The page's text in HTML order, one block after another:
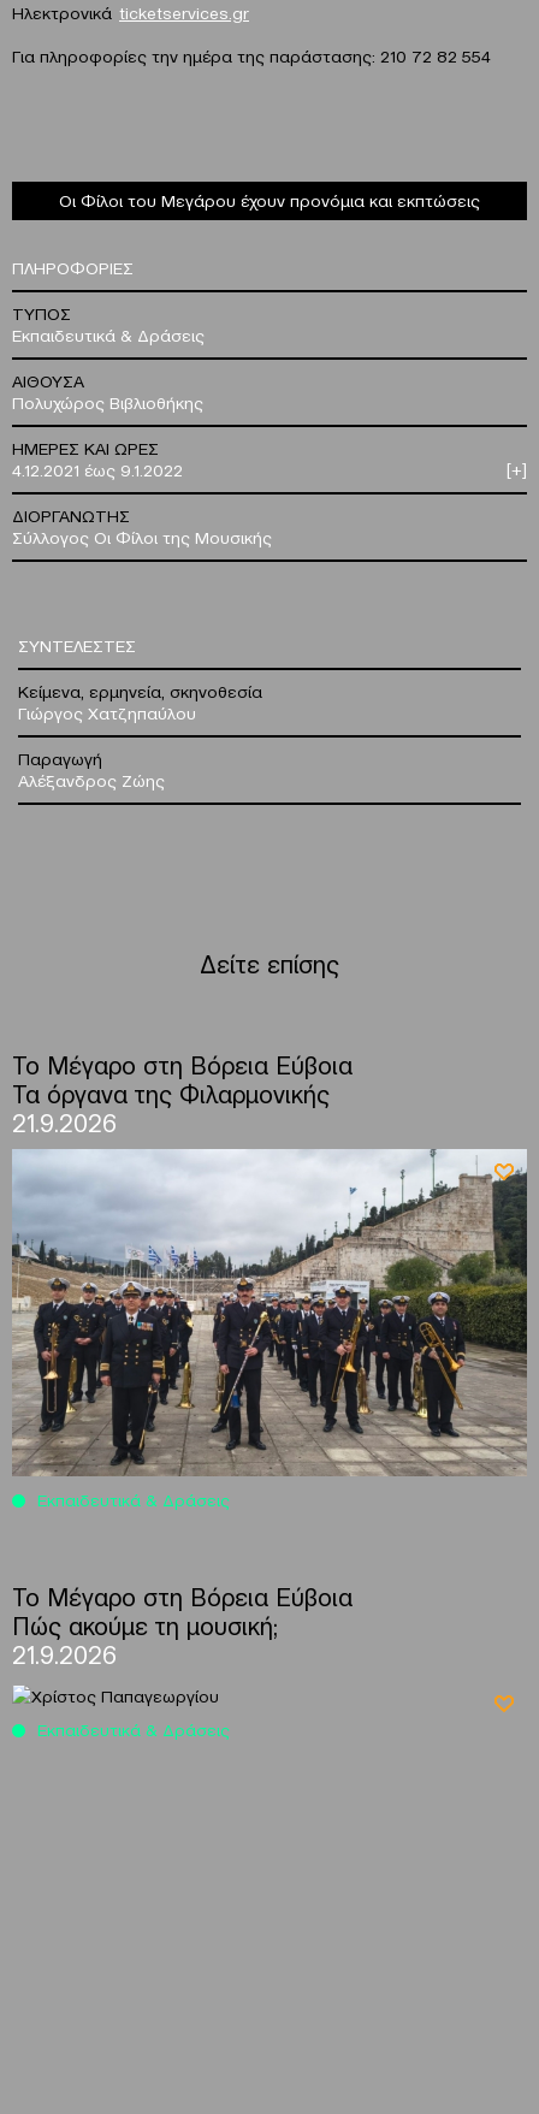
Ηλεκτρονικά ticketservices.gr
Για πληροφορίες την ημέρα της παράστασης: 210 72 82 554
Οι Φίλοι του Μεγάρου έχουν προνόμια και εκπτώσεις
ΠΛΗΡΟΦΟΡΙΕΣ
ΤΥΠΟΣ
Εκπαιδευτικά & Δράσεις
ΑΙΘΟΥΣΑ
Πολυχώρος Βιβλιοθήκης
ΗΜΕΡΕΣ ΚΑΙ ΩΡΕΣ
4.12.2021 έως 9.1.2022
[+]
ΔΙΟΡΓΑΝΩΤΗΣ
Σύλλογος Οι Φίλοι της Μουσικής
ΣΥΝΤΕΛΕΣΤΕΣ
Κείμενα, ερμηνεία, σκηνοθεσία
Γιώργος Χατζηπαύλου
Παραγωγή
Αλέξανδρος Ζώης
Δείτε επίσης
To Μέγαρο στη Βόρεια Εύβοια
Τα όργανα της Φιλαρμονικής
21.9.2026
Εκπαιδευτικά & Δράσεις
To Μέγαρο στη Βόρεια Εύβοια
Πώς ακούμε τη μουσική;
21.9.2026
Εκπαιδευτικά & Δράσεις